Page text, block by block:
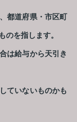
都道府県・市区町
のを指します。
は給与から天引き
ていないものかも